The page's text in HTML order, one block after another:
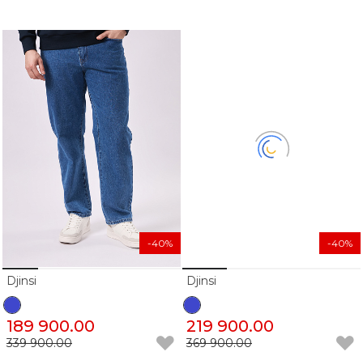
Djinsi
189 900.00
339 900.00
-40%
Djinsi
219 900.00
369 900.00
-40%